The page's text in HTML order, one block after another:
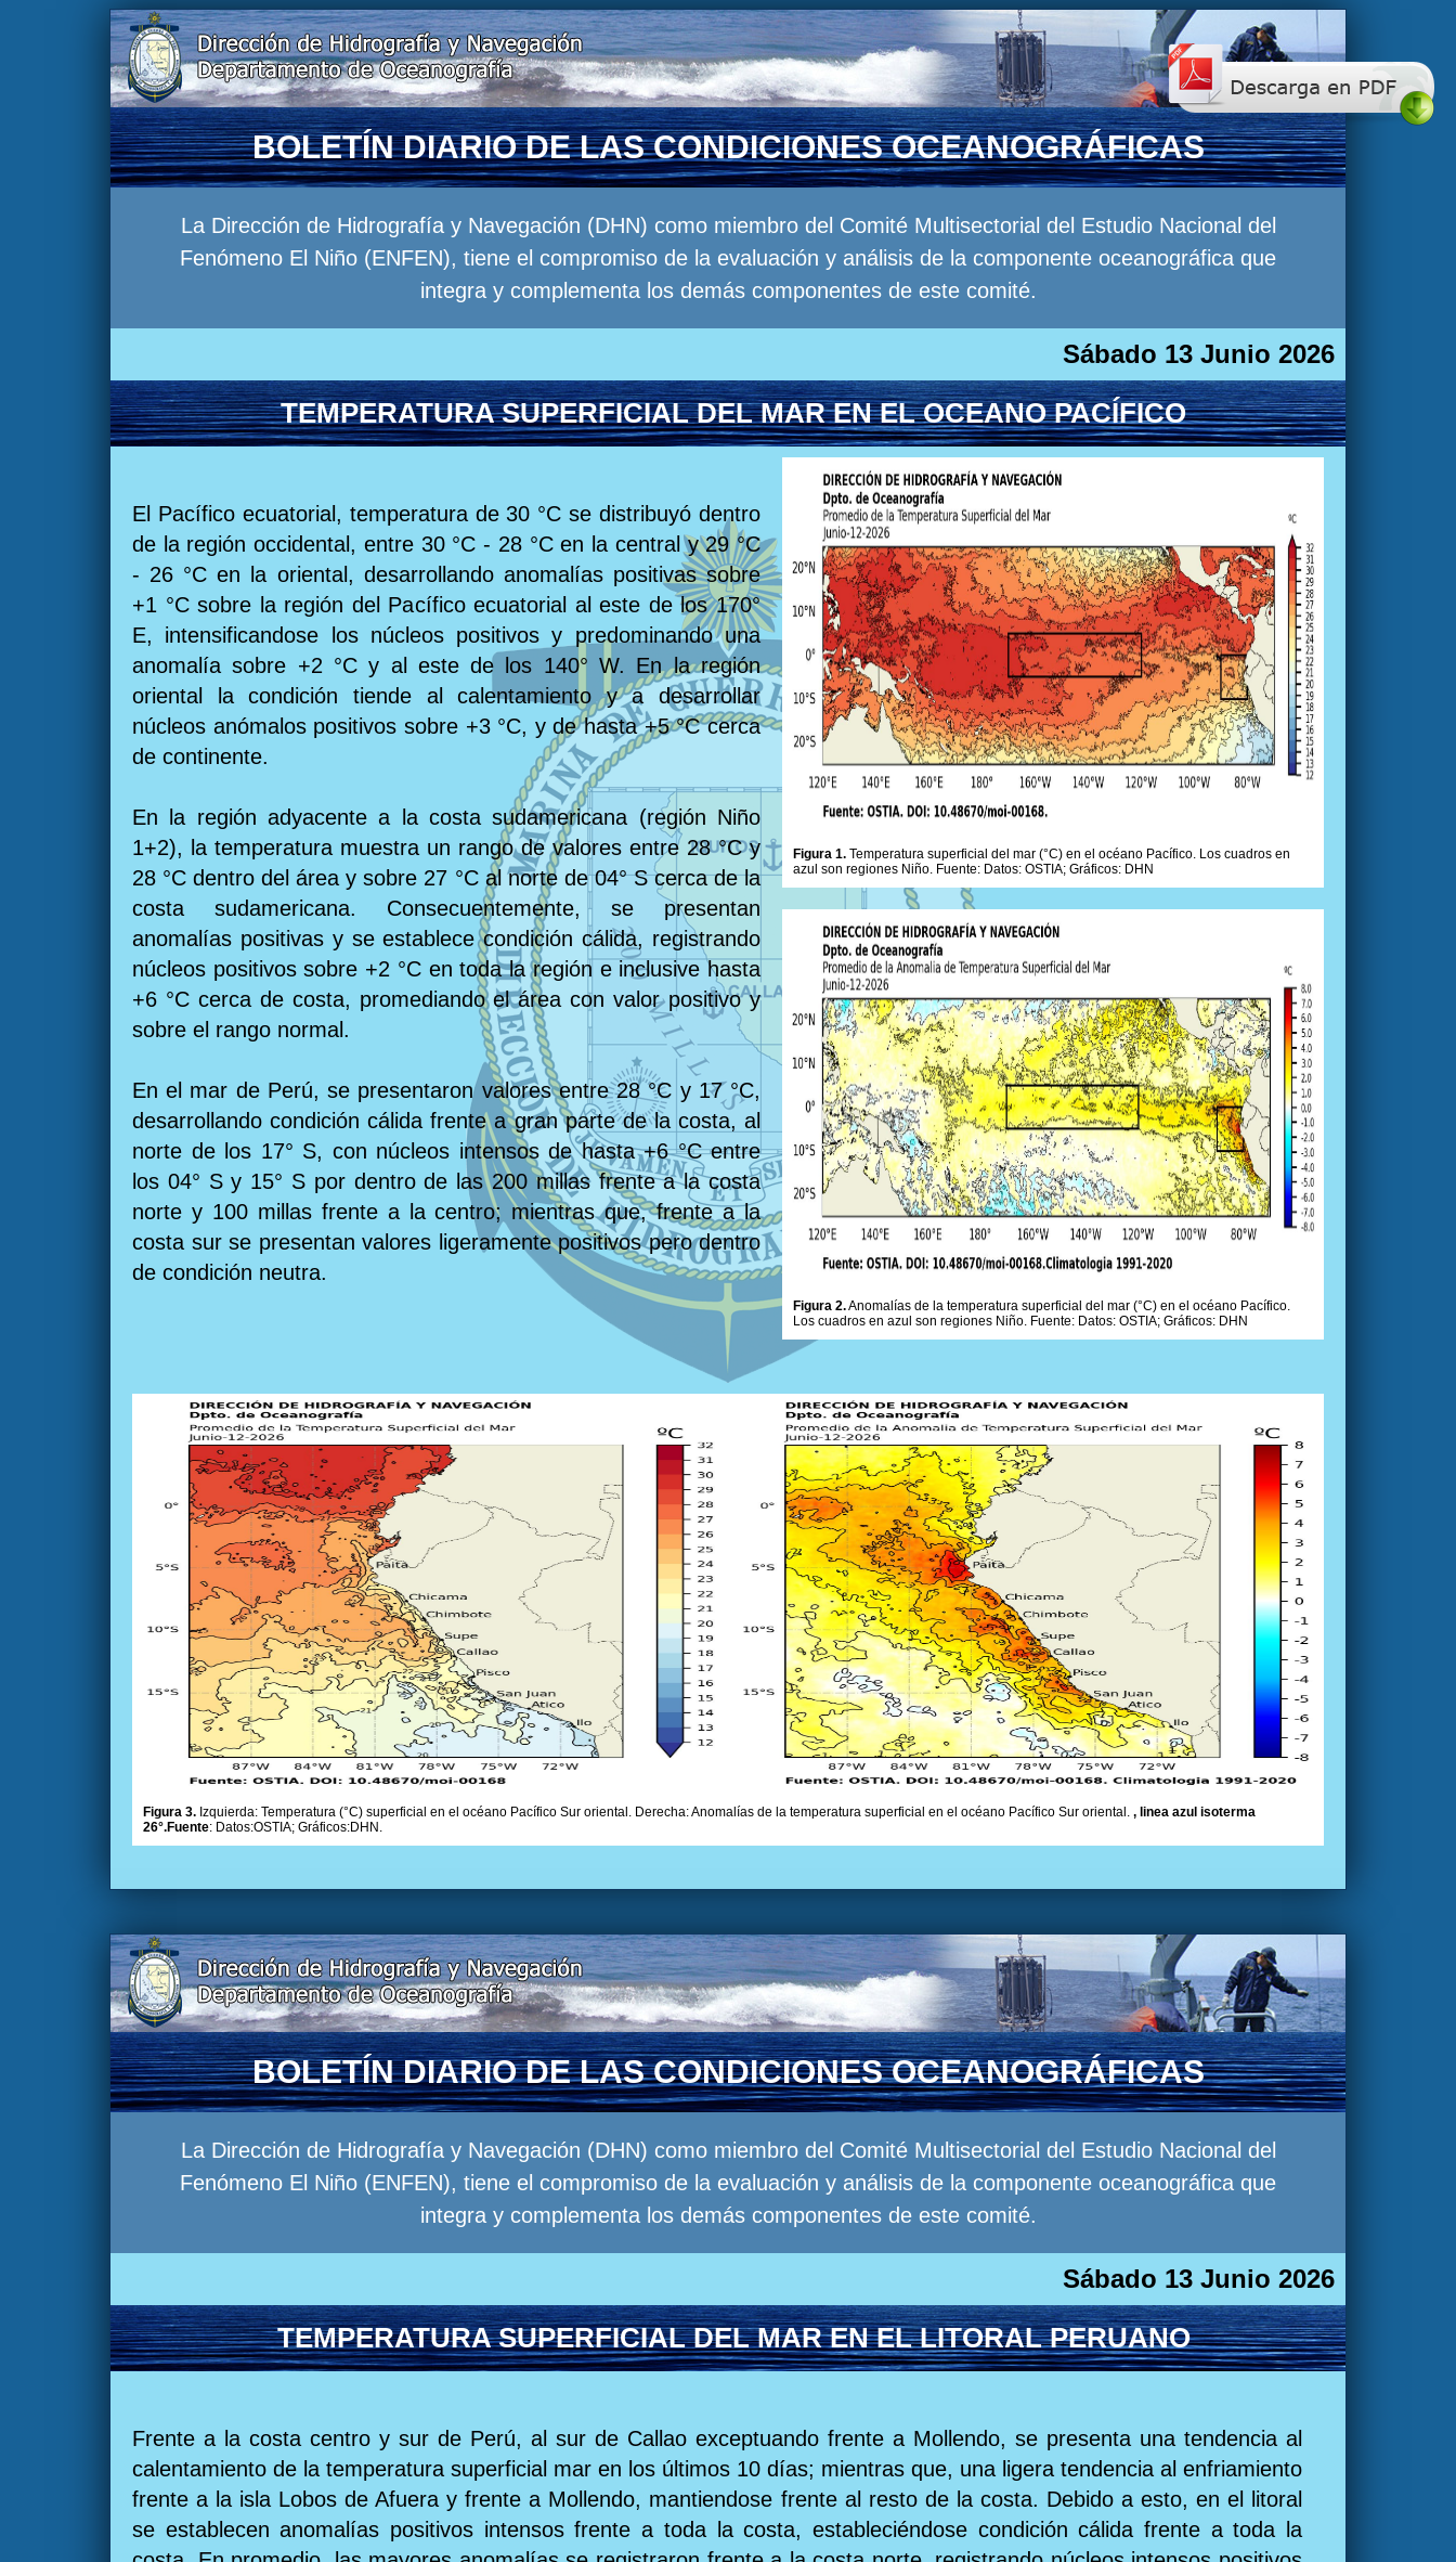
BOLETÍN DIARIO DE LAS CONDICIONES OCEANOGRÁFICAS
La Dirección de Hidrografía y Navegación (DHN) como miembro del Comité Multisectorial del Estudio Nacional del
Fenómeno El Niño (ENFEN), tiene el compromiso de la evaluación y análisis de la componente oceanográfica que
integra y complementa los demás componentes de este comité.
Sábado 13 Junio 2026
TEMPERATURA SUPERFICIAL DEL MAR EN EL OCEANO PACÍFICO
El Pacífico ecuatorial, temperatura de 30 °C se distribuyó dentro
de la región occidental, entre 30 °C - 28 °C en la central y 29 °C
- 26 °C en la oriental, desarrollando anomalías positivas sobre
+1 °C sobre la región del Pacífico ecuatorial al este de los 170°
E, intensificandose los núcleos positivos y predominando una
anomalía sobre +2 °C y al este de los 140° W. En la región
oriental la condición tiende al calentamiento y a desarrollar
núcleos anómalos positivos sobre +3 °C, y de hasta +5 °C cerca
de continente.
En la región adyacente a la costa sudamericana (región Niño
1+2), la temperatura muestra un rango de valores entre 28 °C y
28 °C dentro del área y sobre 27 °C al norte de 04° S cerca de la
costa sudamericana. Consecuentemente, se presentan
anomalías positivas y se establece condición cálida, registrando
núcleos positivos sobre +2 °C en toda la región e inclusive hasta
+6 °C cerca de costa, promediando el área con valor positivo y
sobre el rango normal.
En el mar de Perú, se presentaron valores entre 28 °C y 17 °C,
desarrollando condición cálida frente a gran parte de la costa, al
norte de los 17° S, con núcleos intensos de hasta +6 °C entre
los 04° S y 15° S por dentro de las 200 millas frente a la costa
norte y 100 millas frente a la centro; mientras que, frente a la
costa sur se presentan valores ligeramente positivos pero dentro
de condición neutra.
Figura 1. Temperatura superficial del mar (°C) en el océano Pacífico. Los cuadros en
azul son regiones Niño. Fuente: Datos: OSTIA; Gráficos: DHN
Figura 2.Anomalías de la temperatura superficial del mar (°C) en el océano Pacífico.
Los cuadros en azul son regiones Niño. Fuente: Datos: OSTIA; Gráficos: DHN
Figura 3. Izquierda: Temperatura (°C) superficial en el océano Pacífico Sur oriental. Derecha: Anomalías de la temperatura superficial en el océano Pacífico Sur oriental. , linea azul isoterma
26°.Fuente: Datos:OSTIA; Gráficos:DHN.
BOLETÍN DIARIO DE LAS CONDICIONES OCEANOGRÁFICAS
La Dirección de Hidrografía y Navegación (DHN) como miembro del Comité Multisectorial del Estudio Nacional del
Fenómeno El Niño (ENFEN), tiene el compromiso de la evaluación y análisis de la componente oceanográfica que
integra y complementa los demás componentes de este comité.
Sábado 13 Junio 2026
TEMPERATURA SUPERFICIAL DEL MAR EN EL LITORAL PERUANO
Frente a la costa centro y sur de Perú, al sur de Callao exceptuando frente a Mollendo, se presenta una tendencia al
calentamiento de la temperatura superficial mar en los últimos 10 días; mientras que, una ligera tendencia al enfriamiento
frente a la isla Lobos de Afuera y frente a Mollendo, mantiendose frente al resto de la costa. Debido a esto, en el litoral
se establecen anomalías positivos intensos frente a toda la costa, estableciéndose condición cálida frente a toda la